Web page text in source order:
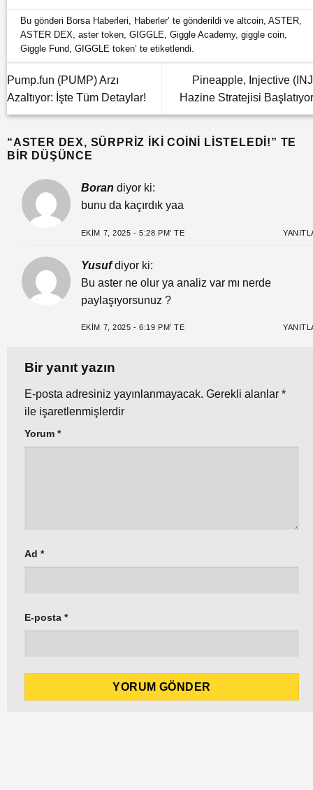
Bu gönderi Borsa Haberleri, Haberler’ te gönderildi vealtcoin,ASTER,
ASTER DEX,aster token,GIGGLE,Giggle Academy,giggle coin,
Giggle Fund,GIGGLE token’ te etiketlendi.
Pump.fun (PUMP) Arzı
Azaltıyor: İşte Tüm Detaylar!
Pineapple, Injective
Hazine Stratejisi
“ASTER DEX, SÜRPRIZ İKI COINI LISTELEDI!” TE
BIR DÜŞÜNCE
Boran diyor ki:
bunu da kaçırdık yaa
EKIM 7, 2025 - 5:28 PM’ TE
Yusuf diyor ki:
Bu aster ne olur ya analiz var mı nerde
paylaşıyorsunuz ?
EKIM 7, 2025 - 6:19 PM’ TE
Bir yanıt yazın
E-posta adresiniz yayınlanmayacak. Gerekli alanlar *
ile işaretlenmişlerdir
Yorum *
Ad *
E-posta *